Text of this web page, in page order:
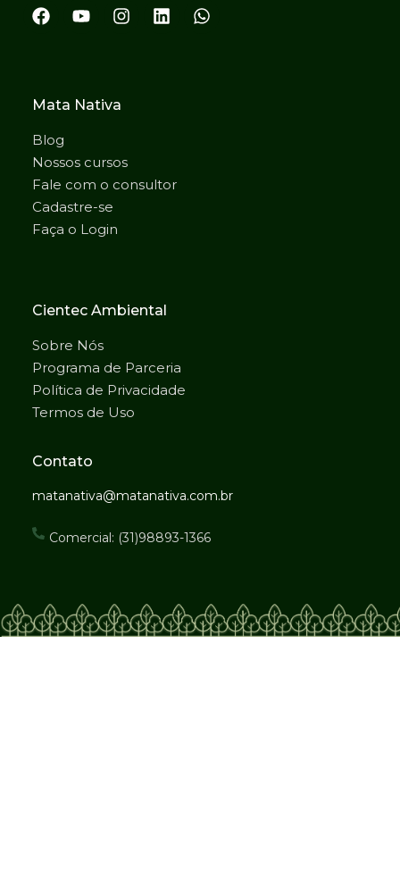
Mata Nativa
Blog
Nossos cursos
Fale com o consultor
Cadastre-se
Faça o Login
Cientec Ambiental
Sobre Nós
Programa de Parceria
Política de Privacidade
Termos de Uso
Contato
matanativa@matanativa.com.br
Comercial: (31)98893-1366